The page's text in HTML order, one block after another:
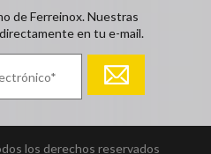
de Ferreinox. Nuestras
en tu e-mail.
los derechos reservados